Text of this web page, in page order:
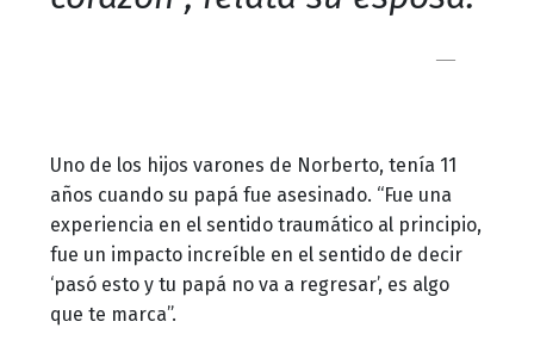
Uno de los hijos varones de Norberto, tenía 11
años cuando su papá fue asesinado. “Fue una
experiencia en el sentido traumático al principio,
fue un impacto increíble en el sentido de decir
‘pasó esto y tu papá no va a regresar’, es algo
que te marca”.